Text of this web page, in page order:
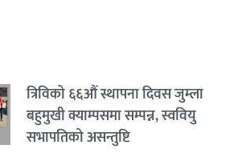
त्रिविको ६६औं स्थापना दिवस जुम्ला
बहुमुखी क्याम्पसमा सम्पन्न, स्ववियु
सभापतिको असन्तुष्टि